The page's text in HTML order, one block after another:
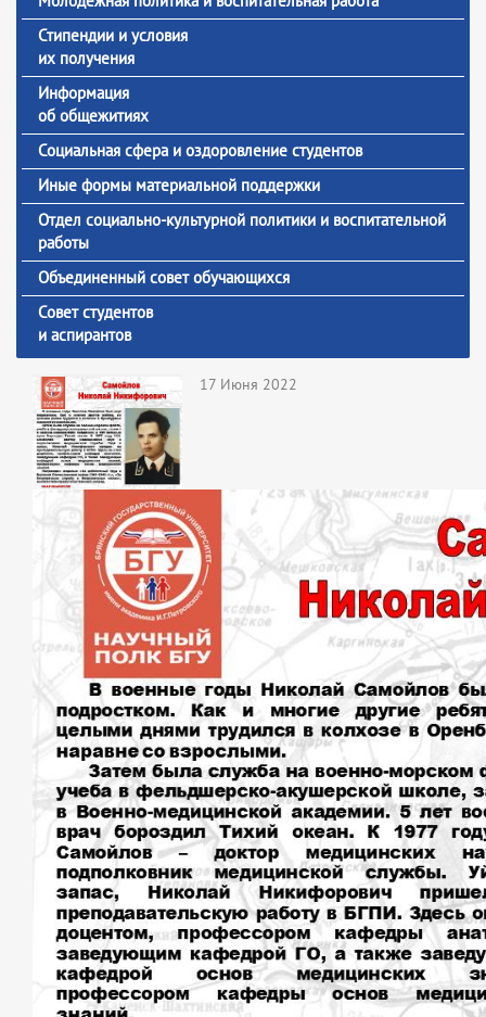
Стипендии и условия
их получения
Информация
об общежитиях
Социальная сфера и оздоровление студентов
Иные формы материальной поддержки
Отдел социально-культурной политики и воспитательной
работы
Объединенный совет обучающихся
Совет студентов
и аспирантов
17 Июня 2022